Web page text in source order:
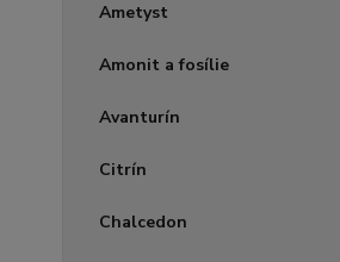
Ametyst
Amonit a fosílie
Avanturín
Citrín
Chalcedon